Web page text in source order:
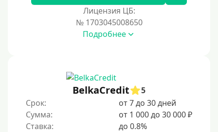
Лицензия ЦБ:
№ 1703045008650
Подробнее
BelkaCredit
5
Срок:
от 7 до 30 дней
Сумма:
от 1 000 до 30 000 ₽
Ставка:
до 0.8%